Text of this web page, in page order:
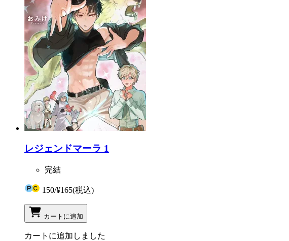
レジェンドマーラ 1
完結
150/¥165(税込)
カートに追加
カートに追加しました